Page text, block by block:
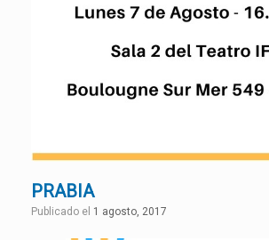
PRABIA
Publicado el 1 agosto, 2017